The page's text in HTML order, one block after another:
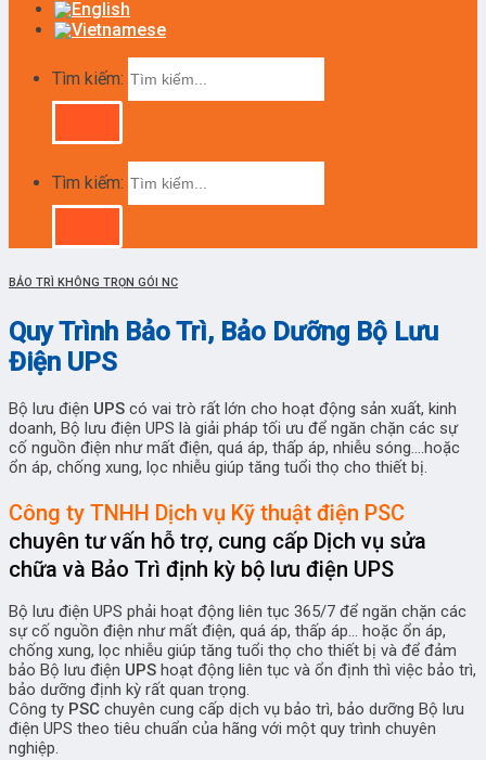
Tìm kiếm:
Tìm kiếm:
BẢO TRÌ KHÔNG TRỌN GÓI NC
Quy Trình Bảo Trì, Bảo Dưỡng Bộ Lưu
Điện UPS
Bộ lưu điện UPS có vai trò rất lớn cho hoạt động sản xuất, kinh
doanh, Bộ lưu điện UPS là giải pháp tối ưu để ngăn chặn các sự
cố nguồn điện như mất điện, quá áp, thấp áp, nhiễu sóng….hoặc
ổn áp, chống xung, lọc nhiễu giúp tăng tuổi thọ cho thiết bị.
Công ty TNHH Dịch vụ Kỹ thuật điện PSC
chuyên tư vấn hỗ trợ, cung cấp Dịch vụ sửa
chữa và Bảo Trì định kỳ bộ lưu điện UPS
Bộ lưu điện UPS phải hoạt động liên tục 365/7 để ngăn chặn các
sự cố nguồn điện như mất điện, quá áp, thấp áp… hoặc ổn áp,
chống xung, lọc nhiễu giúp tăng tuổi thọ cho thiết bị và để đảm
bảo Bộ lưu điện UPS hoạt động liên tục và ổn định thì việc bảo trì,
bảo dưỡng định kỳ rất quan trọng.
Công ty PSC chuyên cung cấp dịch vụ bảo trì, bảo dưỡng Bộ lưu
điện UPS theo tiêu chuẩn của hãng với một quy trình chuyên
nghiệp.